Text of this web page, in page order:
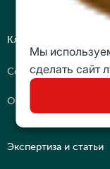
Клуб
Сообщество
Отзывы
Экспертиза и статьи
Мы
сделать сайт